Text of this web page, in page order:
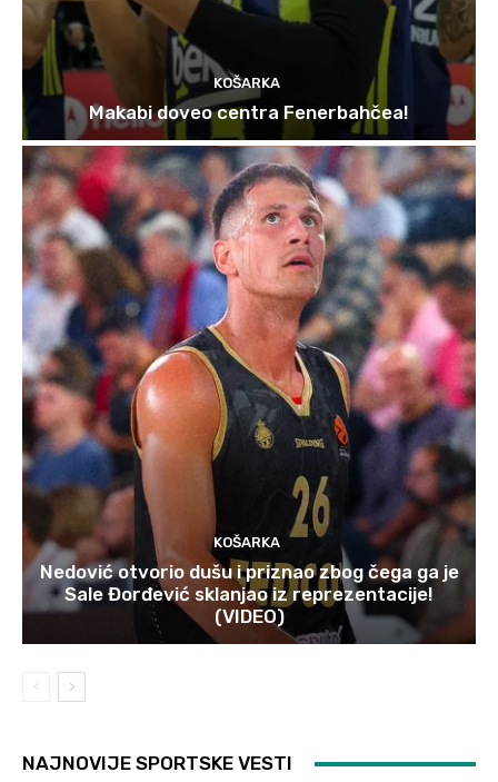
KOŠARKA
Makabi doveo centra Fenerbahčea!
KOŠARKA
Nedović otvorio dušu i priznao zbog čega ga je
Sale Đorđević sklanjao iz reprezentacije!
(VIDEO)
NAJNOVIJE SPORTSKE VESTI